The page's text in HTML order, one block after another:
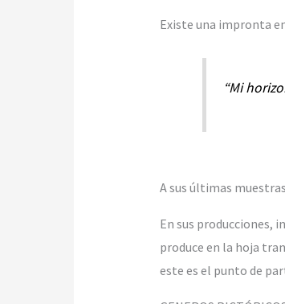
Existe una impronta
“Mi
A sus últimas
En sus producciones,
produce en la hoja
este es el punto de